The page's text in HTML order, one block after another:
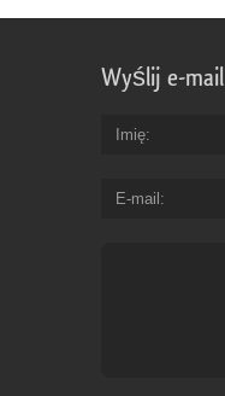
Wyślij e-mail
Imię
E-mail